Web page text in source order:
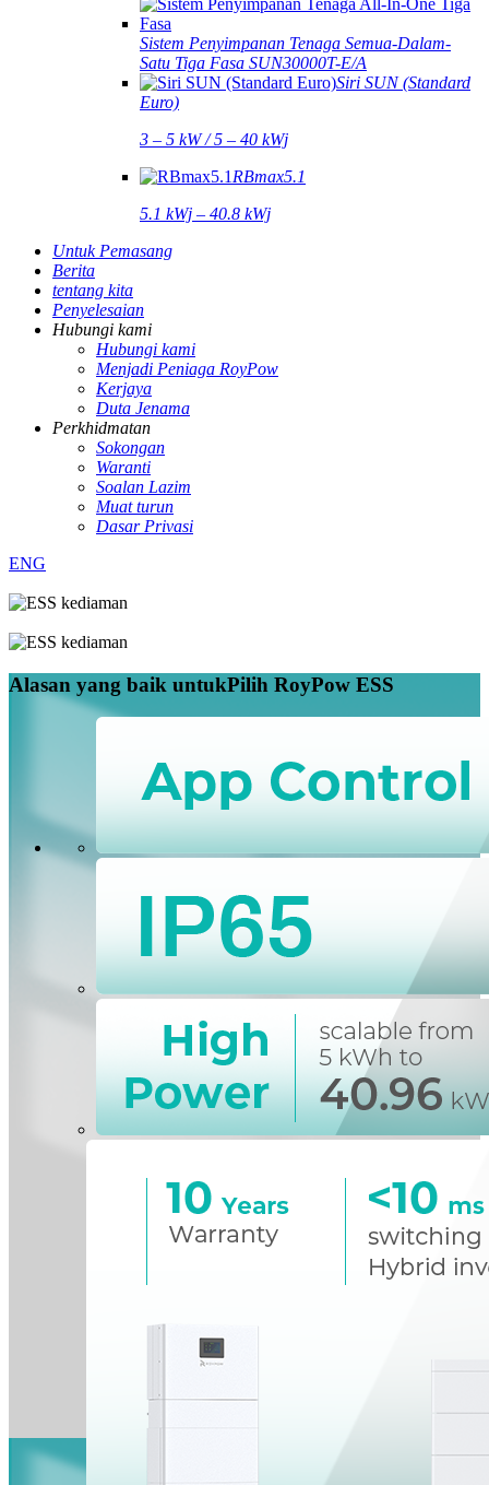
Sistem Penyimpanan Tenaga Semua-Dalam-
Satu Tiga Fasa SUN30000T-E/A
Siri SUN (Standard
Euro)
3 – 5 kW / 5 – 40 kWj
RBmax5.1
5.1 kWj – 40.8 kWj
Untuk Pemasang
Berita
tentang kita
Penyelesaian
Hubungi kami
Hubungi kami
Menjadi Peniaga RoyPow
Kerjaya
Duta Jenama
Perkhidmatan
Sokongan
Waranti
Soalan Lazim
Muat turun
Dasar Privasi
ENG
Alasan yang baik untukPilih RoyPow ESS